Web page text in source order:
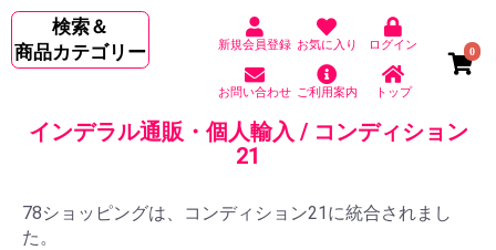
検索＆
商品カテゴリー
新規会員登録 お気に入り ログイン
お問い合わせ ご利用案内 トップ
0
インデラル通販・個人輸入 / コンディション
21
78ショッピングは、コンディション21に統合されまし
た。